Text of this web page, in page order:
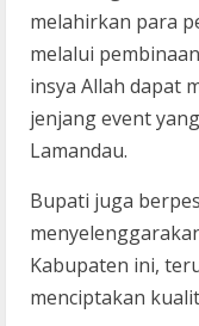
melahirkan para
melalui
insya Allah dapat
jenjang event
Lamandau.
Bupati juga
Kabupaten ini,
menciptakan